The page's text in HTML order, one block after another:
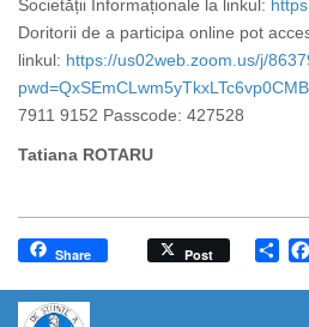
Societății Informaționale la linkul:
Doritorii de a participa online pot
linkul: https://us02web.zoom.us/j/
7911 9152 Passcode: 427528
Tatiana ROTARU
Share Post
https://propletenie.ru/